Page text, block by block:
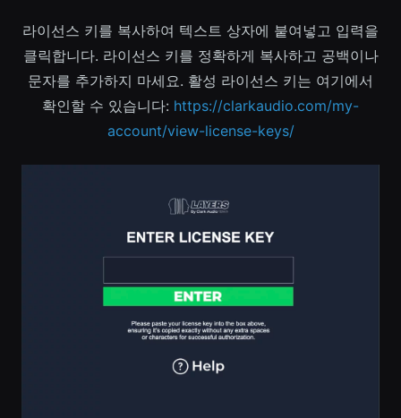
라이선스 키를 복사하여 텍스트 상자에 붙여넣고 입력을
클릭합니다. 라이선스 키를 정확하게 복사하고 공백이나
문자를 추가하지 마세요. 활성 라이선스 키는 여기에서
확인할 수 있습니다: https://clarkaudio.com/my-
account/view-license-keys/